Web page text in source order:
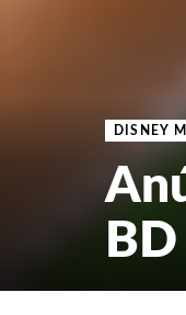
DISNEY